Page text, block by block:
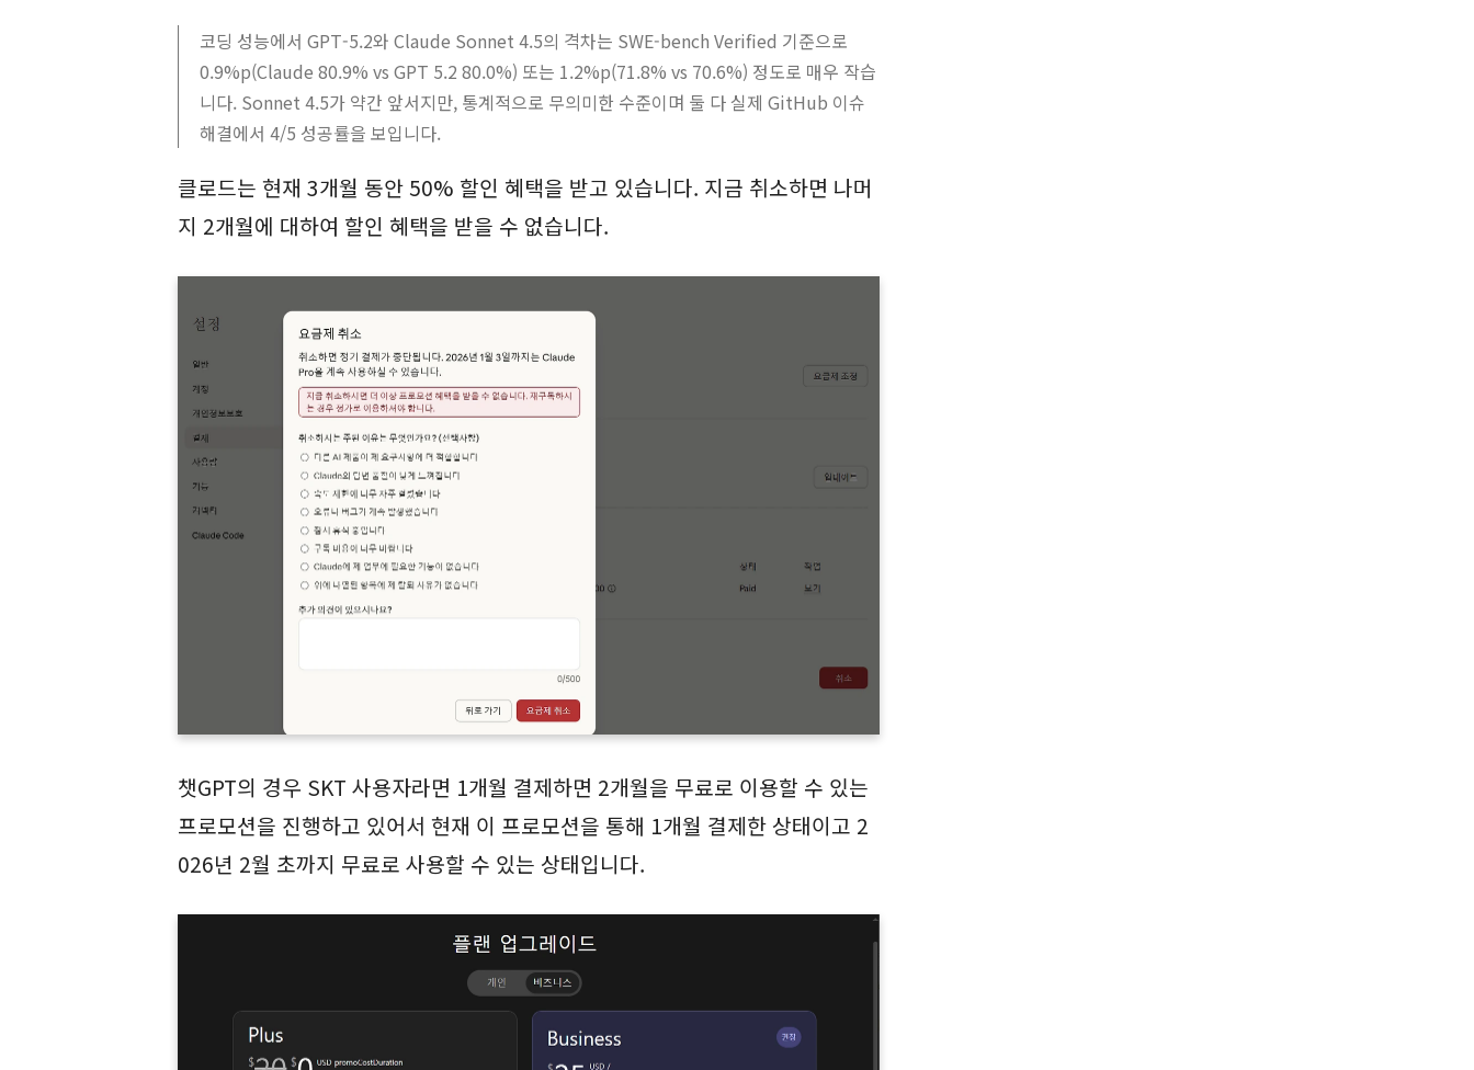
코딩 성능에서 GPT-5.2와 Claude Sonnet 4.5의 격차는 SWE-bench Verified 기준으로
0.9%p(Claude 80.9% vs GPT 5.2 80.0%) 또는 1.2%p(71.8% vs 70.6%) 정도로 매우 작습
니다. Sonnet 4.5가 약간 앞서지만, 통계적으로 무의미한 수준이며 둘 다 실제 GitHub 이슈
해결에서 4/5 성공률을 보입니다.
클로드는 현재 3개월 동안 50% 할인 혜택을 받고 있습니다. 지금 취소하면 나머
지 2개월에 대하여 할인 혜택을 받을 수 없습니다.
챗GPT의 경우 SKT 사용자라면 1개월 결제하면 2개월을 무료로 이용할 수 있는
프로모션을 진행하고 있어서 현재 이 프로모션을 통해 1개월 결제한 상태이고 2
026년 2월 초까지 무료로 사용할 수 있는 상태입니다.